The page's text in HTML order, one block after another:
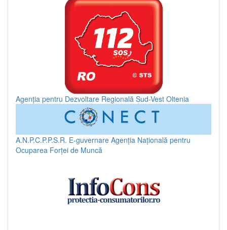
Agenția pentru Dezvoltare Regională Sud-Vest Oltenia
A.N.P.C.P.P.S.R. E-guvernare Agenția Națională pentru
Ocuparea Forței de Muncă